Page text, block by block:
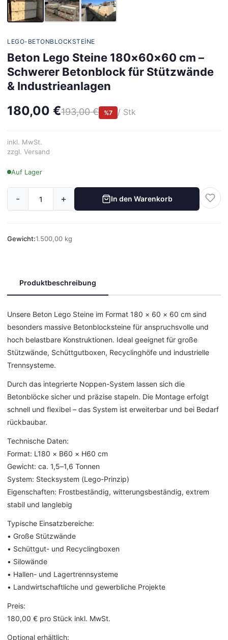
LEGO-BETONBLOCKSTEINE
Beton Lego Steine 180×60×60 cm –
Schwerer Betonblock für Stützwände
& Industrieanlagen
180,00 €193,00 € %7 / Stk
inkl. MwSt.
zzgl. Versand
Auf Lager
- + In den Warenkorb
Gewicht:1.500,00 kg
Produktbeschreibung
Unsere Beton Lego Steine im Format 180 × 60 × 60 cm sind
besonders massive Betonblocksteine für anspruchsvolle und
hoch belastbare Konstruktionen. Ideal geeignet für große
Stützwände, Schüttgutboxen, Recyclinghöfe und industrielle
Trennsysteme.
Durch das integrierte Noppen-System lassen sich die
Betonblöcke sicher und präzise stapeln. Die Montage erfolgt
schnell und flexibel – das System ist erweiterbar und bei Bedarf
rückbaubar.
Technische Daten:
Format: L180 × B60 × H60 cm
Gewicht: ca. 1,5–1,6 Tonnen
System: Stecksystem (Lego-Prinzip)
Eigenschaften: Frostbeständig, witterungsbeständig, extrem
stabil und langlebig
Typische Einsatzbereiche:
• Große Stützwände
• Schüttgut- und Recyclingboxen
• Silowände
• Hallen- und Lagertrennsysteme
• Landwirtschaftliche und gewerbliche Projekte
Preis:
180,00 € pro Stück inkl. MwSt.
Optional erhältlich: